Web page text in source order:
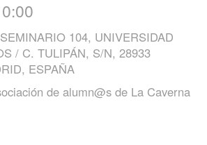
104, UNIVERSIDAD
/ C. TULIPÁN, S/N, 28933
ESPAÑA
de alumn@s de La Caverna